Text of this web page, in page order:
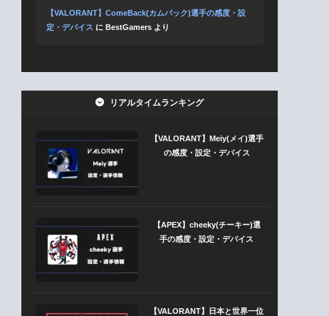
【VALORANT】ComeBack(カムバック)選手の感度・設
定・デバイス に BestGamers より
リアルタイムランキング
【VALORANT】Meiy(メイ)選手
の感度・設定・デバイス
【APEX】cheeky(チーキー)選
手の感度・設定・デバイス
【VALORANT】日本と世界一位